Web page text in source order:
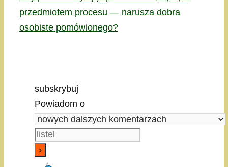
przedmiotem procesu — narusza dobra
osobiste pomówionego?
subskrybuj
Powiadom o